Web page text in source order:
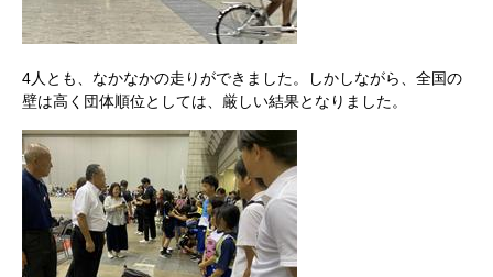
4人とも、なかなかの走りができました。しかしながら、全国の
壁は高く団体順位としては、厳しい結果となりました。